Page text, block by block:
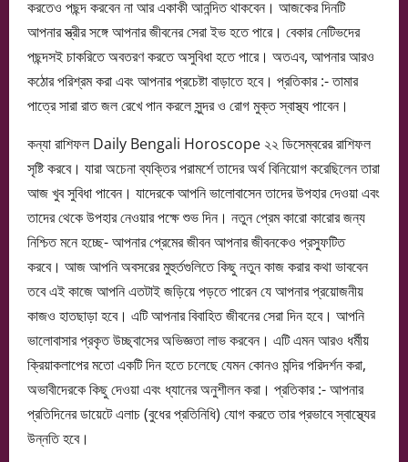
করতেও পছন্দ করবেন না আর একাকী আনন্দিত থাকবেন। আজকের দিনটি
আপনার স্ত্রীর সঙ্গে আপনার জীবনের সেরা ইভ হতে পারে। বেকার নেটিভদের
পছন্দসই চাকরিতে অবতরণ করতে অসুবিধা হতে পারে। অতএব, আপনার আরও
কঠোর পরিশ্রম করা এবং আপনার প্রচেষ্টা বাড়াতে হবে। প্রতিকার :- তামার
পাত্রে সারা রাত জল রেখে পান করলে সুন্দর ও রোগ মুক্ত স্বাস্থ্য পাবেন।
কন্যা রাশিফল Daily Bengali Horoscope ২২ ডিসেম্বরের রাশিফল
সৃষ্টি করবে। যারা অচেনা ব্যক্তির পরামর্শে তাদের অর্থ বিনিয়োগ করেছিলেন তারা
আজ খুব সুবিধা পাবেন। যাদেরকে আপনি ভালোবাসেন তাদের উপহার দেওয়া এবং
তাদের থেকে উপহার নেওয়ার পক্ষে শুভ দিন। নতুন প্রেম কারো কারোর জন্য
নিশ্চিত মনে হচ্ছে- আপনার প্রেমের জীবন আপনার জীবনকেও প্রস্ফুটিত
করবে। আজ আপনি অবসরের মুহুর্তগুলিতে কিছু নতুন কাজ করার কথা ভাববেন
তবে এই কাজে আপনি এতটাই জড়িয়ে পড়তে পারেন যে আপনার প্রয়োজনীয়
কাজও হাতছাড়া হবে। এটি আপনার বিবাহিত জীবনের সেরা দিন হবে। আপনি
ভালোবাসার প্রকৃত উচ্ছ্বাসের অভিজ্ঞতা লাভ করবেন। এটি এমন আরও ধর্মীয়
ক্রিয়াকলাপের মতো একটি দিন হতে চলেছে যেমন কোনও মন্দির পরিদর্শন করা,
অভাবীদেরকে কিছু দেওয়া এবং ধ্যানের অনুশীলন করা। প্রতিকার :- আপনার
প্রতিদিনের ডায়েটে এলাচ (বুধের প্রতিনিধি) যোগ করতে তার প্রভাবে স্বাস্থ্যের
উন্নতি হবে।